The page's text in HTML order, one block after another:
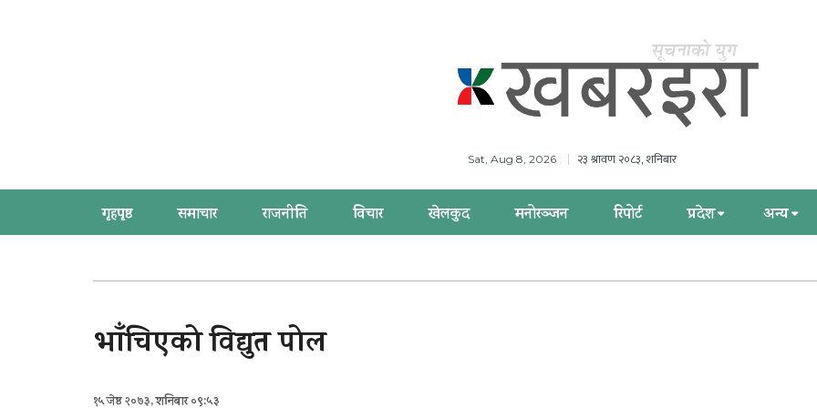
Sat, Aug 8, 2026 २३ श्रावण २०८३, शनिबार
गृहपृष्ठ समाचार राजनीति विचार खेलकुद मनोरञ्जन रिपोर्ट प्रदेश अन्य
भाँचिएको विद्युत पोल
१५ जेष्ठ २०७३, शनिबार ०९:५३